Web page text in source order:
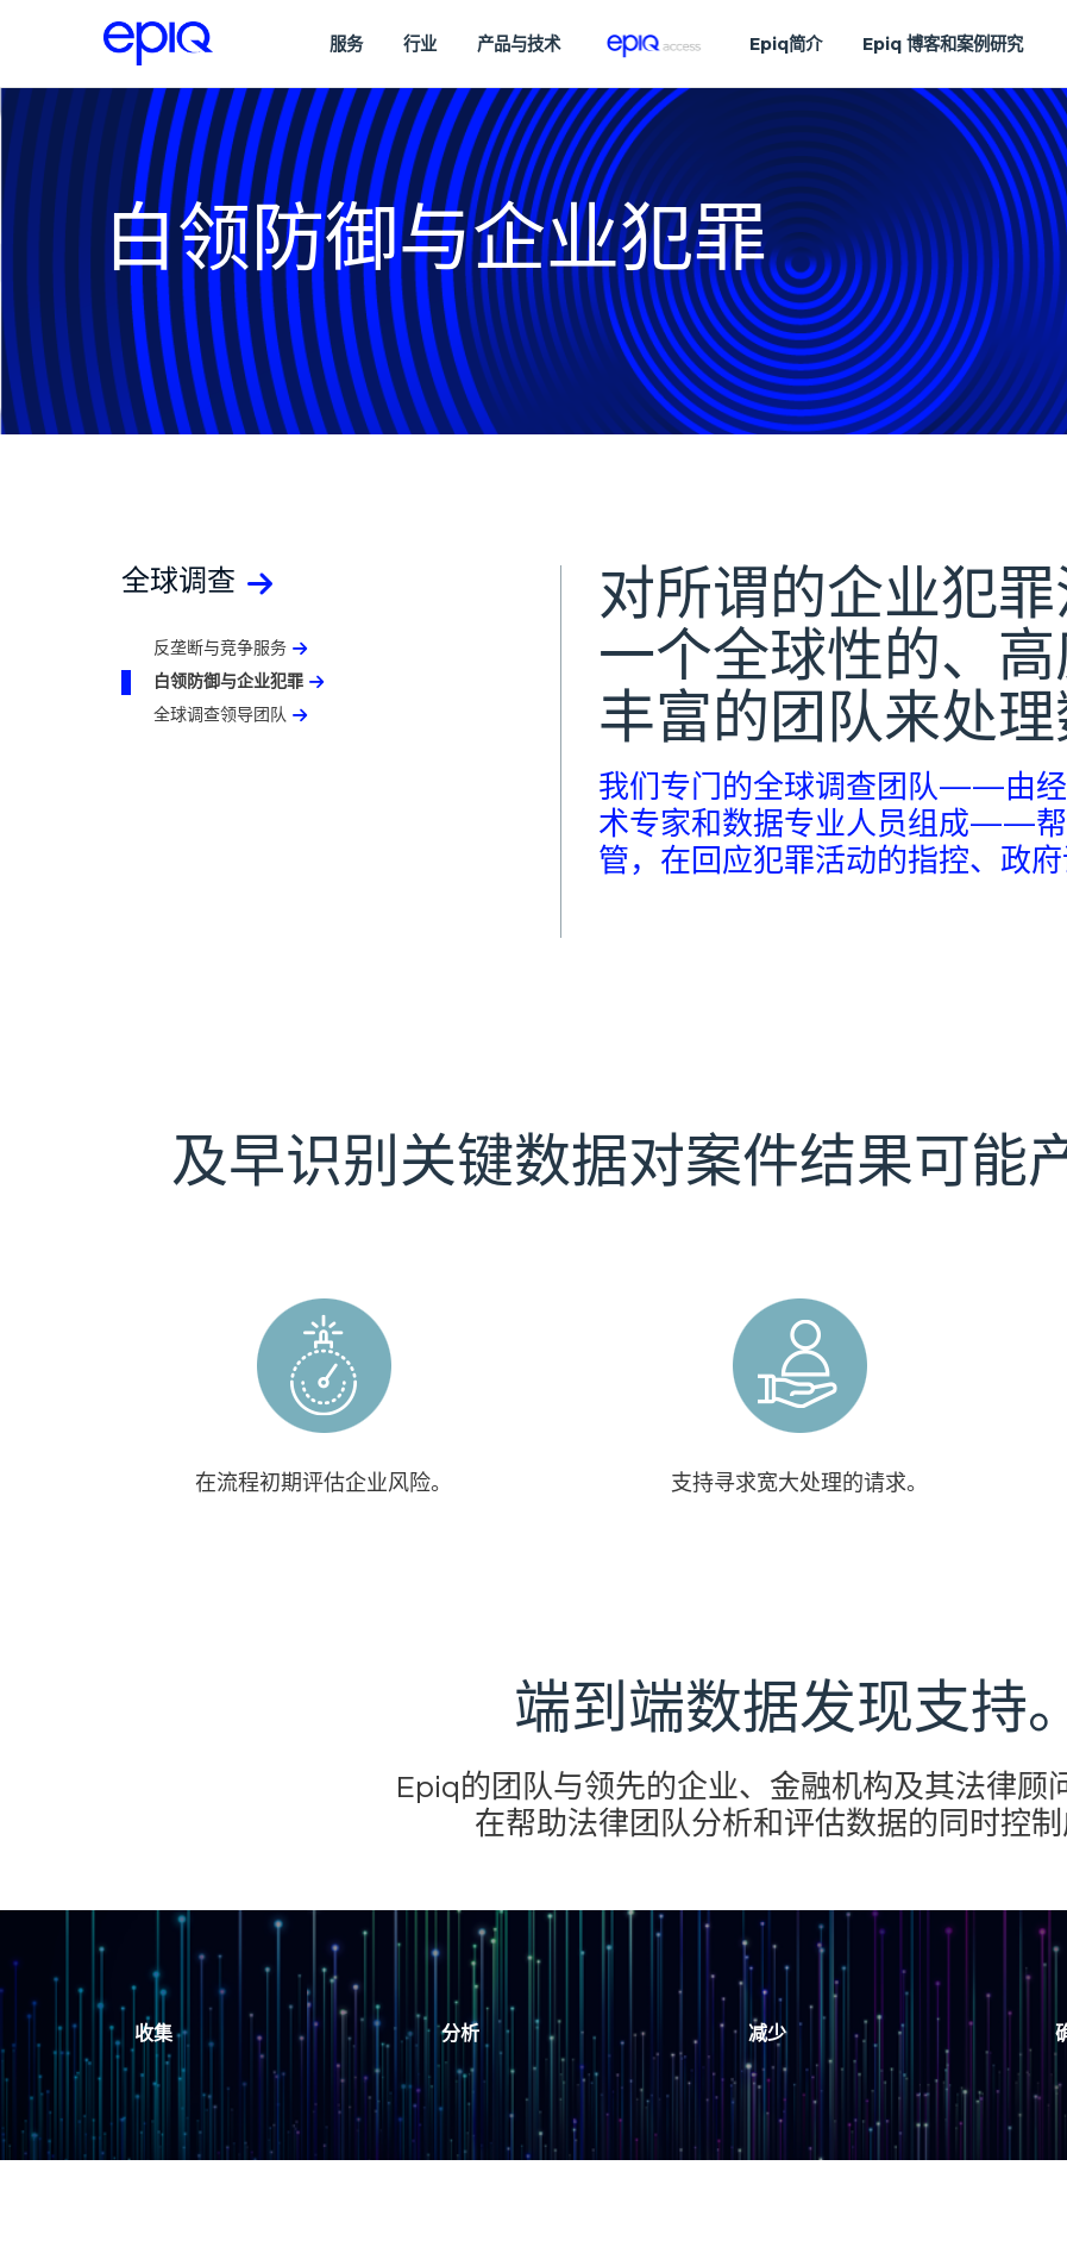
服务 行业 产品与技术 Epiq简介 Epiq 博客和案例研究
白领防御与企业犯罪
全球调查
反垄断与竞争服务
白领防御与企业犯罪
全球调查领导团队
对所谓的企业犯
一个全球性的、
丰富的团队来处理
我们专门的全球调查团队——由经
术专家和数据专业人员组成——帮
管，在回应犯罪活动的指控、政
及早识别关键数据对案件结果可能
在流程初期评估企业风险。 支持寻求宽大处理的请求。
端到端数据发现支持。
Epiq的团队与领先的企业、金融机构及其法律顾
在帮助法律团队分析和评估数据的同时控
收集 分析 减少